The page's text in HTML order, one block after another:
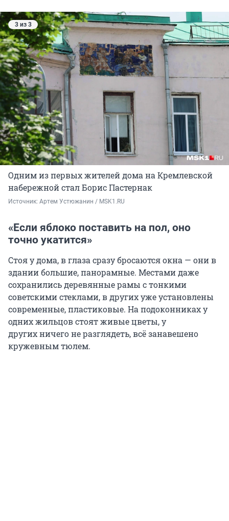
3 из 3
Одним из первых жителей дома на Кремлевской
набережной стал Борис Пастернак
Источник: Артем Устюжанин / MSK1.RU
«Если яблоко поставить на пол, оно
точно укатится»
Стоя у дома, в глаза сразу бросаются окна — они в
здании большие, панорамные. Местами даже
сохранились деревянные рамы с тонкими
советскими стеклами, в других уже установлены
современные, пластиковые. На подоконниках у
одних жильцов стоят живые цветы, у
других ничего не разглядеть, всё занавешено
кружевным тюлем.